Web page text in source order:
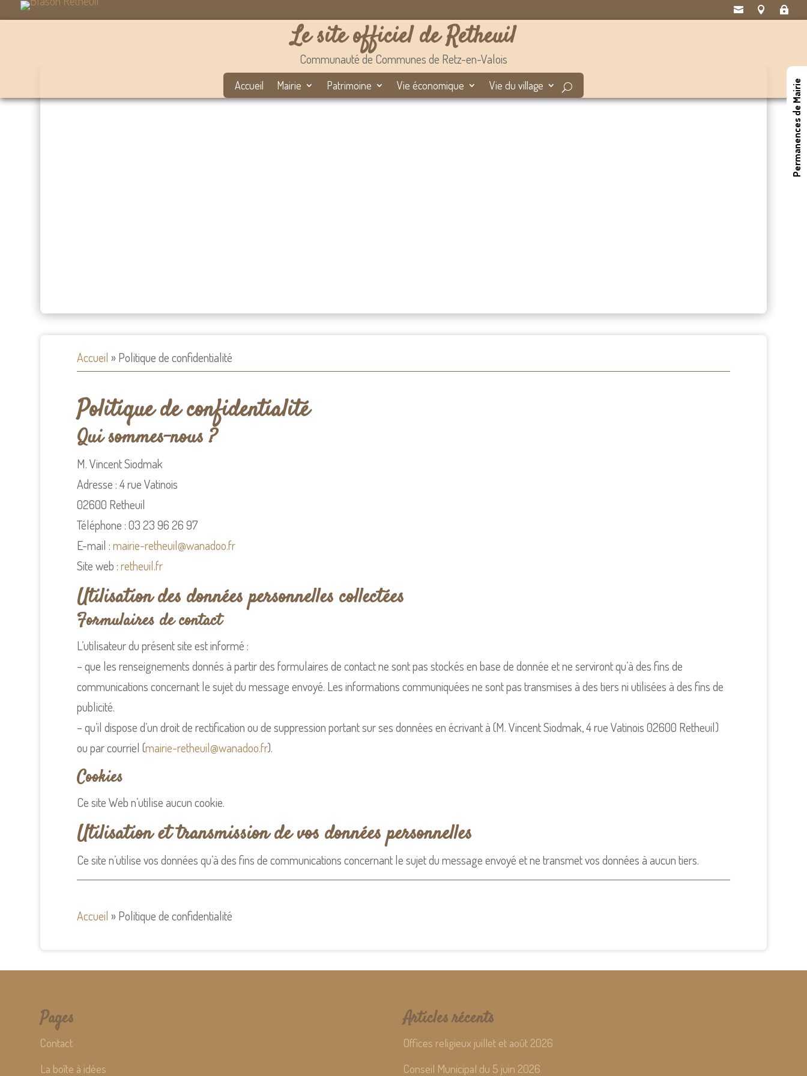
  
Le site officiel de Retheuil
Communauté de Communes de Retz-en-Valois
Accueil Mairie Patrimoine Vie économique Vie du village Permanences de Mairie
Accueil »Politique de confidentialité
Politique de confidentialité
Qui sommes-nous ?
M. Vincent Siodmak
Adresse : 4 rue Vatinois
02600 Retheuil
Téléphone : 03 23 96 26 97
E-mail :mairie-retheuil@wanadoo.fr
Site web :retheuil.fr
Utilisation des données personnelles collectées
Formulaires de contact
L’utilisateur du présent site est informé :
– que les renseignements donnés à partir des formulaires de contact ne sont pas stockés en base de donnée et ne serviront qu’à des fins de
communications concernant le sujet du message envoyé. Les informations communiquées ne sont pas transmises à des tiers ni utilisées à des fins de
publicité.
– qu’il dispose d’un droit de rectification ou de suppression portant sur ses données en écrivant à (M. Vincent Siodmak, 4 rue Vatinois 02600 Retheuil)
ou par courriel (mairie-retheuil@wanadoo.fr).
Cookies
Ce site Web n’utilise aucun cookie.
Utilisation et transmission de vos données personnelles
Ce site n’utilise vos données qu’à des fins de communications concernant le sujet du message envoyé et ne transmet vos données à aucun tiers.
Accueil »Politique de confidentialité
Pages
Contact
La boîte à idées
Articles récents
Offices religieux juillet et août 2026
Conseil Municipal du 5 juin 2026